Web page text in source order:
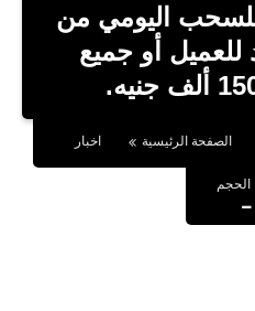
اخبار
العاب
برامج كمبيوتر
مقالات
اليومي من
للعميل أو جميع
الصفحة الرئيسية اخبار
الحجم